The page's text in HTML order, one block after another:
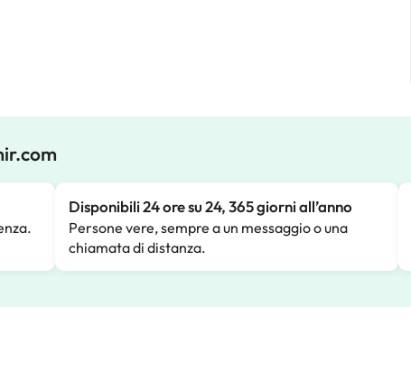
Disponibili 24 ore su 24, 365 giorni all’anno
Persone vere, sempre a un messaggio o una
chiamata di distanza.